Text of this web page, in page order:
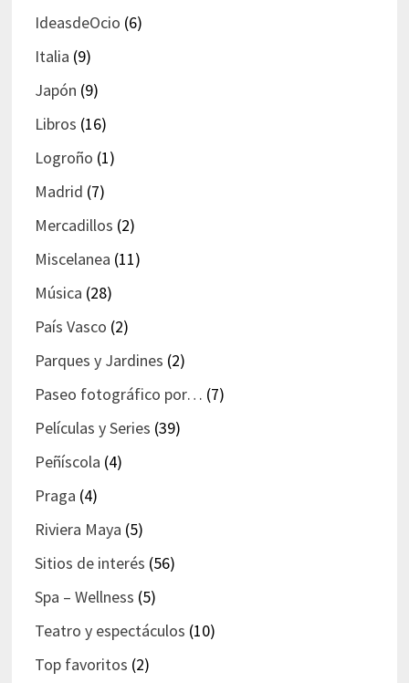
IdeasdeOcio (6)
Italia (9)
Japón (9)
Libros (16)
Logroño (1)
Madrid (7)
Mercadillos (2)
Miscelanea (11)
Música (28)
País Vasco (2)
Parques y Jardines (2)
Paseo fotográfico por… (7)
Películas y Series (39)
Peñíscola (4)
Praga (4)
Riviera Maya (5)
Sitios de interés (56)
Spa – Wellness (5)
Teatro y espectáculos (10)
Top favoritos (2)